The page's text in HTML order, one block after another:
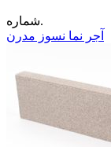
شماره.
آجر نما نسوز مدرن